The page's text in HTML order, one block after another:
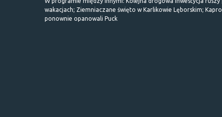
wakacjach; Ziemniaczane święto w Karlikowie Lęborskim;
ponownie opanowali Puck